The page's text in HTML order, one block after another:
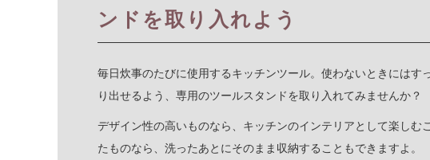
ンドを取り入れよう
毎日炊事のたびに使用するキッチンツール。使わないときにはす
り出せるよう、専用のツールスタンドを取り入れてみませんか？
デザイン性の高いものなら、キッチンのインテリアとして楽しむ
たものなら、洗ったあとにそのまま収納することもできますよ。